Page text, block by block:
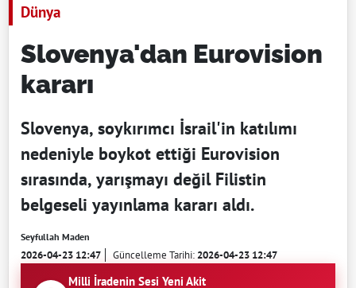
Dünya
Slovenya'dan Eurovision
kararı
Slovenya, soykırımcı İsrail'in katılımı
nedeniyle boykot ettiği Eurovision
sırasında, yarışmayı değil Filistin
belgeseli yayınlama kararı aldı.
Seyfullah Maden
2026-04-23 12:47 Güncelleme Tarihi:2026-04-23 12:47
Milli İradenin Sesi Yeni Akit